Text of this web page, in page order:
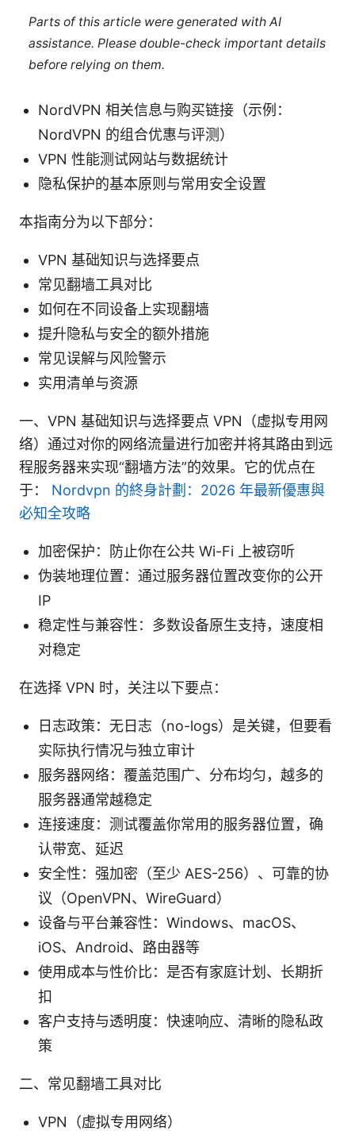
Parts of this article were generated with AI
assistance. Please double-check important details
before relying on them.
NordVPN 相关信息与购买链接（示例：
NordVPN 的组合优惠与评测）
VPN 性能测试网站与数据统计
隐私保护的基本原则与常用安全设置
本指南分为以下部分：
VPN 基础知识与选择要点
常见翻墙工具对比
如何在不同设备上实现翻墙
提升隐私与安全的额外措施
常见误解与风险警示
实用清单与资源
一、VPN 基础知识与选择要点 VPN（虚拟专用网
络）通过对你的网络流量进行加密并将其路由到远
程服务器来实现“翻墙方法”的效果。它的优点在
于： Nordvpn 的終身計劃：2026 年最新優惠與
必知全攻略
加密保护：防止你在公共 Wi-Fi 上被窃听
伪装地理位置：通过服务器位置改变你的公开
IP
稳定性与兼容性：多数设备原生支持，速度相
对稳定
在选择 VPN 时，关注以下要点：
日志政策：无日志（no-logs）是关键，但要看
实际执行情况与独立审计
服务器网络：覆盖范围广、分布均匀，越多的
服务器通常越稳定
连接速度：测试覆盖你常用的服务器位置，确
认带宽、延迟
安全性：强加密（至少 AES-256）、可靠的协
议（OpenVPN、WireGuard）
设备与平台兼容性：Windows、macOS、
iOS、Android、路由器等
使用成本与性价比：是否有家庭计划、长期折
扣
客户支持与透明度：快速响应、清晰的隐私政
策
二、常见翻墙工具对比
VPN（虚拟专用网络）